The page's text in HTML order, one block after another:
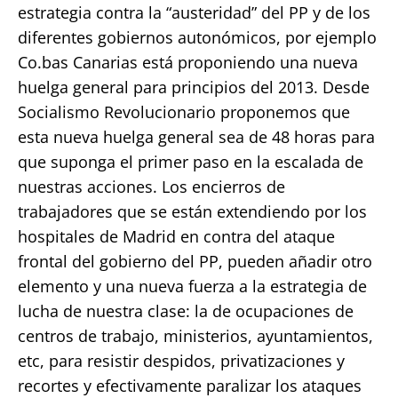
estrategia contra la “austeridad” del PP y de los
diferentes gobiernos autonómicos, por ejemplo
Co.bas Canarias está proponiendo una nueva
huelga general para principios del 2013. Desde
Socialismo Revolucionario proponemos que
esta nueva huelga general sea de 48 horas para
que suponga el primer paso en la escalada de
nuestras acciones. Los encierros de
trabajadores que se están extendiendo por los
hospitales de Madrid en contra del ataque
frontal del gobierno del PP, pueden añadir otro
elemento y una nueva fuerza a la estrategia de
lucha de nuestra clase: la de ocupaciones de
centros de trabajo, ministerios, ayuntamientos,
etc, para resistir despidos, privatizaciones y
recortes y efectivamente paralizar los ataques